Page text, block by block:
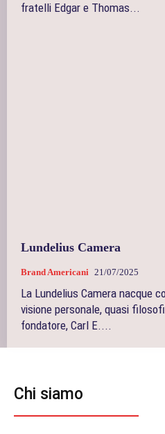
fratelli Edgar e Thomas...
Lundelius Camera
Brand Americani 21/07/2025
La Lundelius Camera nacque
visione personale, quasi
fondatore, Carl E....
Chi siamo